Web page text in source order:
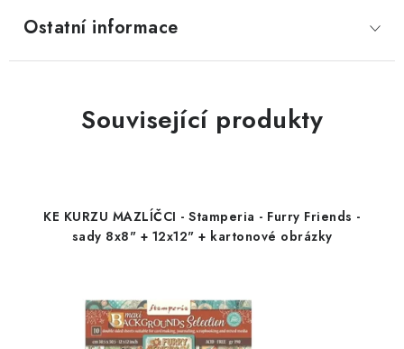
Ostatní informace
Související produkty
KE KURZU MAZLÍČCI - Stamperia - Furry Friends -
sady 8x8" + 12x12" + kartonové obrázky